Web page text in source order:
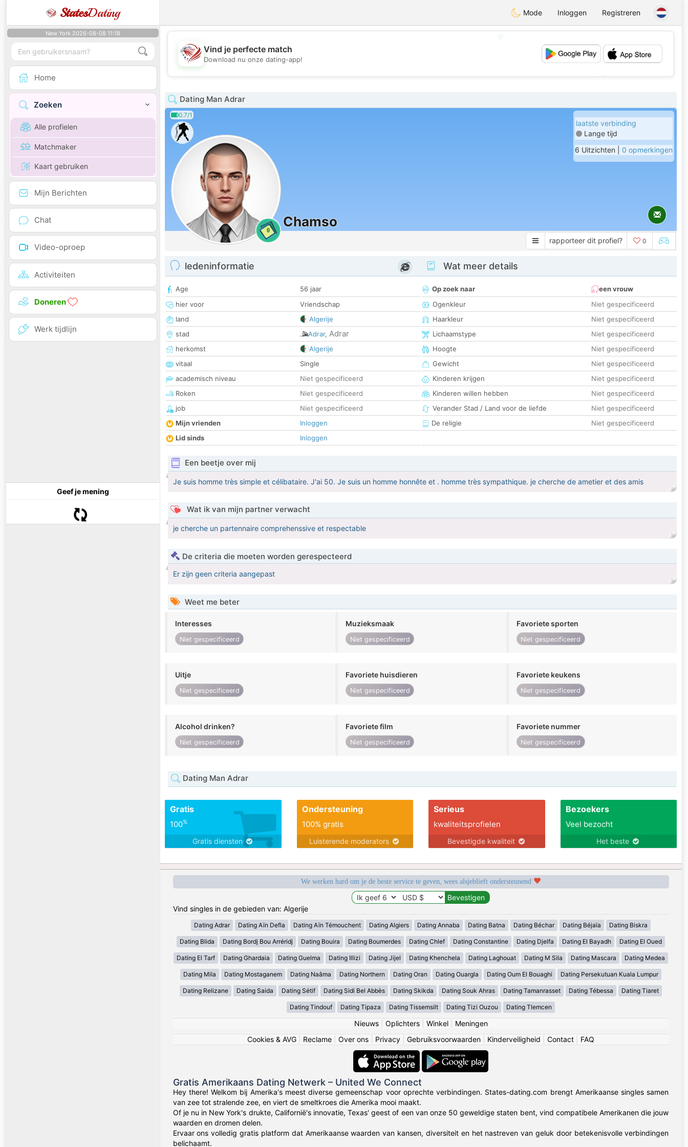
StatesDating Mode Inloggen Registreren
New York 2026-08-08 11:18
Home
Zoeken
Alle profielen
Matchmaker
Kaart gebruiken
Mijn Berichten
Chat
Video-oproep
Activiteiten
Doneren
Werk tijdlijn
Geef je mening
💖
💕
Vind je perfecte match
Download nu onze dating-app!
Dating Man Adrar
0.7/1
0
Chamso
laatste verbinding
Lange tijd
6 Uitzichten | 0 opmerkingen
rapporteer dit profiel? 0
ledeninformatie
Age
56 jaar
hier voor
Vriendschap
land
Algerije
stad
Adrar, Adrar
herkomst
Algerije
vitaal
Single
academisch niveau
Niet gespecificeerd
Roken
Niet gespecificeerd
job
Niet gespecificeerd
Mijn vrienden
Inloggen
Lid sinds
Inloggen
Wat meer details
Op zoek naar
een vrouw
Ogenkleur
Niet gespecificeerd
Haarkleur
Niet gespecificeerd
Lichaamstype
Niet gespecificeerd
Hoogte
Niet gespecificeerd
Gewicht
Niet gespecificeerd
Kinderen krijgen
Niet gespecificeerd
Kinderen willen hebben
Niet gespecificeerd
Verander Stad / Land voor de liefde
Niet gespecificeerd
De religie
Niet gespecificeerd
Een beetje over mij
Je suis homme très simple et célibataire. J'ai 50. Je suis un homme honnête et . homme très sympathique. je cherche de ametier et des amis
Wat ik van mijn partner verwacht
je cherche un partennaire comprehenssive et respectable
De criteria die moeten worden gerespecteerd
Er zijn geen criteria aangepast
Weet me beter
Interesses
Niet gespecificeerd
Muzieksmaak
Niet gespecificeerd
Favoriete sporten
Niet gespecificeerd
Uitje
Niet gespecificeerd
Favoriete huisdieren
Niet gespecificeerd
Favoriete keukens
Niet gespecificeerd
Alcohol drinken?
Niet gespecificeerd
Favoriete film
Niet gespecificeerd
Favoriete nummer
Niet gespecificeerd
Dating Man Adrar
Gratis
100%
Gratis diensten
Ondersteuning
100% gratis
Luisterende moderators
Serieus
kwaliteitsprofielen
Bevestigde kwaliteit
Bezoekers
Veel bezocht
Het beste
We werken hard om je de beste service te geven, wees alsjeblieft ondersteunend
Vind singles in de gebieden van: Algerije
Dating Adrar Dating Aïn Defla Dating Aïn Témouchent Dating Algiers Dating Annaba Dating Batna Dating Béchar Dating Béjaïa Dating Biskra
Dating Blida Dating Bordj Bou Arréridj Dating Bouira Dating Boumerdes Dating Chlef Dating Constantine Dating Djelfa Dating El Bayadh Dating El Oued
Dating El Tarf Dating Ghardaia Dating Guelma Dating Illizi Dating Jijel Dating Khenchela Dating Laghouat Dating M Sila Dating Mascara Dating Medea
Dating Mila Dating Mostaganem Dating Naâma Dating Northern Dating Oran Dating Ouargla Dating Oum El Bouaghi Dating Persekutuan Kuala Lumpur
Dating Relizane Dating Saida Dating Sétif Dating Sidi Bel Abbès Dating Skikda Dating Souk Ahras Dating Tamanrasset Dating Tébessa Dating Tiaret
Dating Tindouf Dating Tipaza Dating Tissemsilt Dating Tizi Ouzou Dating Tlemcen
Nieuws| Oplichters| Winkel| Meningen
Cookies & AVG
Reclame Over ons Privacy Gebruiksvoorwaarden Kinderveiligheid Contact FAQ
Gratis Amerikaans Dating Netwerk – United We Connect
Hey there! Welkom bij Amerika's meest diverse gemeenschap voor oprechte verbindingen. States-dating.com brengt Amerikaanse singles samen
van zee tot stralende zee, en viert de smeltkroes die Amerika mooi maakt.
Of je nu in New York's drukte, Californië's innovatie, Texas' geest of een van onze 50 geweldige staten bent, vind compatibele Amerikanen die jouw
waarden en dromen delen.
Ervaar ons volledig gratis platform dat Amerikaanse waarden van kansen, diversiteit en het nastreven van geluk door betekenisvolle verbindingen
belichaamt.